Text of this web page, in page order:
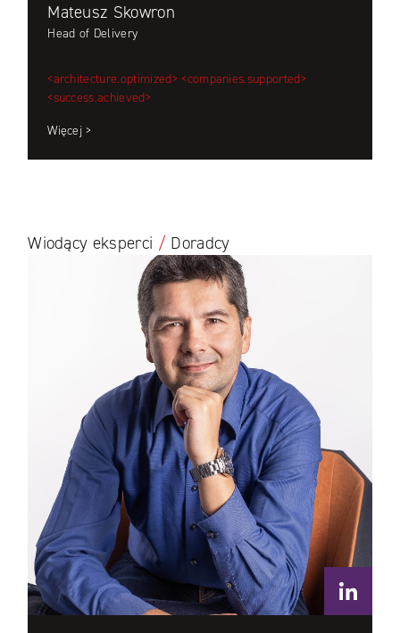
Mateusz Skowron
Head of Delivery
<architecture.optimized> <companies.supported>
<success.achieved>
Więcej >
Wiodący eksperci / Doradcy